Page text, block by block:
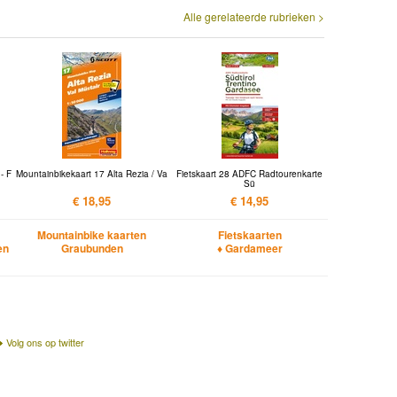
Alle gerelateerde rubrieken >
F Mountainbikekaart 17 Alta Rezia / Va
€ 18,95
Mountainbike kaarten
Graubunden
Fietskaart 28 ADFC Radtourenkarte
Sü
€ 14,95
Fietskaarten
♦ Gardameer
Volg ons op twitter